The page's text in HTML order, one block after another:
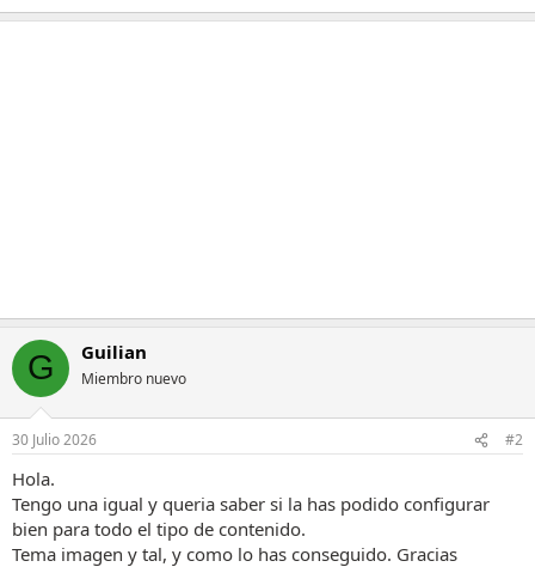
G Guilian
Miembro nuevo
30 Julio 2026 #2
Hola.
Tengo una igual y queria saber si la has podido configurar
bien para todo el tipo de contenido.
Tema imagen y tal, y como lo has conseguido. Gracias